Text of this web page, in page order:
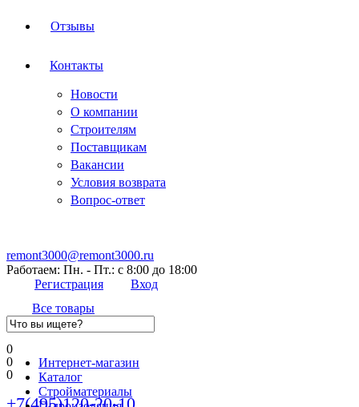
Отзывы
Контакты
Новости
О компании
Строителям
Поставщикам
Вакансии
Условия возврата
Вопрос-ответ
remont3000@remont3000.ru
Работаем: Пн. - Пт.: с 8:00 до 18:00
Регистрация
Вход
Все товары
0
0
0
Интернет-магазин
Каталог
Стройматериалы